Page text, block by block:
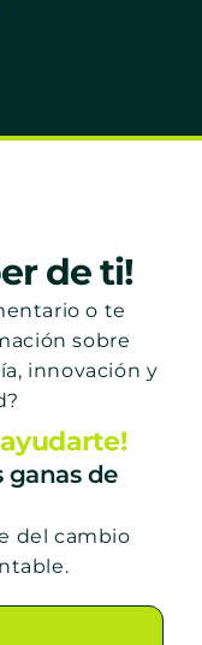
de ti!
o te
sobre
innovación y
ganas de
del cambio